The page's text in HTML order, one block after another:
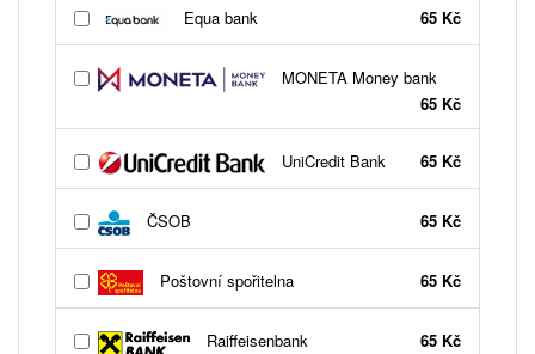
Equa bank 65 Kč
MONETA Money bank
65 Kč
UniCredit Bank 65 Kč
ČSOB 65 Kč
Poštovní spořitelna 65 Kč
Raiffeisenbank 65 Kč